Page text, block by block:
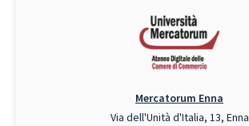
Mercatorum Enna
Via dell'Unità d'Italia, 13, Enna